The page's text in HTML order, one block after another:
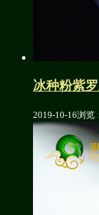
冰种粉紫
2019-10-16浏览